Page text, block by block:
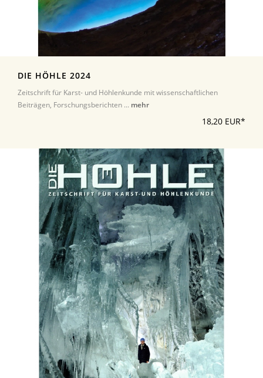
DIE HÖHLE 2024
Zeitschrift für Karst- und Höhlenkunde mit wissenschaftlichen
Beiträgen, Forschungsberichten ... mehr
18,20 EUR*